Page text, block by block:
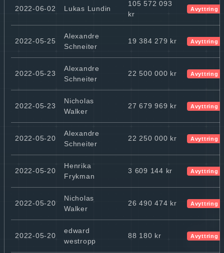
2022-06-02 Lukas Lundin
105 572 093
kr
Avyttring
2022-05-25
Alexandre
Schneiter
19 384 279 kr Avyttring
2022-05-23
Alexandre
Schneiter
22 500 000 kr Avyttring
2022-05-23
Nicholas
Walker
27 679 969 kr Avyttring
2022-05-20
Alexandre
Schneiter
22 250 000 kr Avyttring
2022-05-20
Henrika
Frykman
3 609 144 kr Avyttring
2022-05-20
Nicholas
Walker
26 490 474 kr Avyttring
2022-05-20
edward
westropp
88 180 kr Avyttring